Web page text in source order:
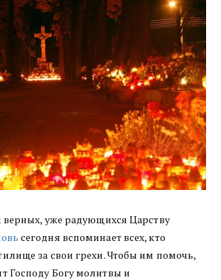
верных, уже радующихся Царству
сегодня вспоминает всех, кто
за свои грехи. Чтобы им помочь,
Господу Богу молитвы и